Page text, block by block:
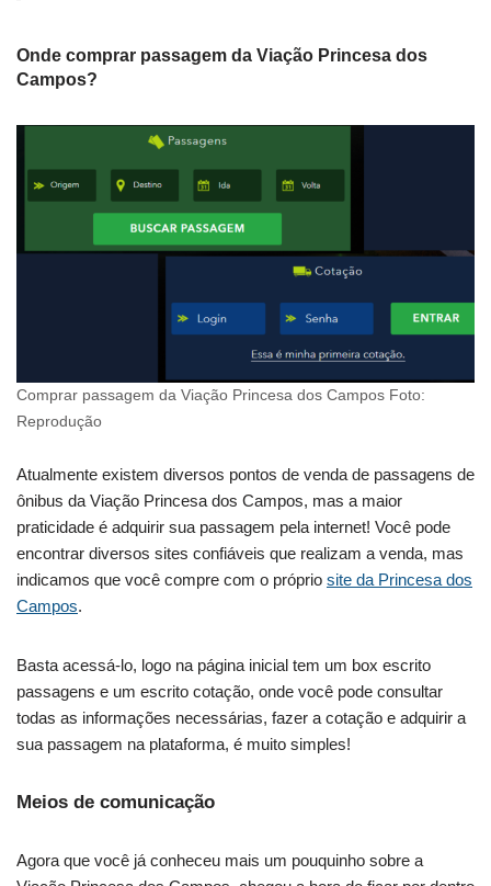
Onde comprar passagem da Viação Princesa dos
Campos?
Comprar passagem da Viação Princesa dos Campos Foto:
Reprodução
Atualmente existem diversos pontos de venda de passagens de
ônibus da Viação Princesa dos Campos, mas a maior
praticidade é adquirir sua passagem pela internet! Você pode
encontrar diversos sites confiáveis que realizam a venda, mas
indicamos que você compre com o próprio site da Princesa dos
Campos.
Basta acessá-lo, logo na página inicial tem um box escrito
passagens e um escrito cotação, onde você pode consultar
todas as informações necessárias, fazer a cotação e adquirir a
sua passagem na plataforma, é muito simples!
Meios de comunicação
Agora que você já conheceu mais um pouquinho sobre a